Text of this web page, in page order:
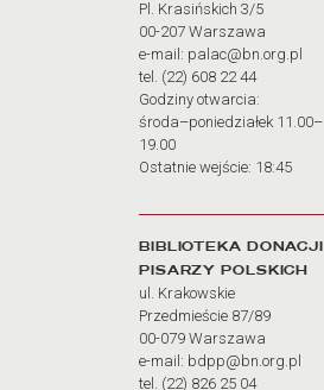
Pl. Krasińskich 3/5
00-207 Warszawa
e-mail: palac@bn.org.pl
tel. (22) 608 22 44
Godziny otwarcia:
środa–poniedziałek 11.00–
19.00
Ostatnie wejście: 18:45
BIBLIOTEKA DONACJI
PISARZY POLSKICH
ul. Krakowskie
Przedmieście 87/89
00-079 Warszawa
e-mail: bdpp@bn.org.pl
tel. (22) 826 25 04